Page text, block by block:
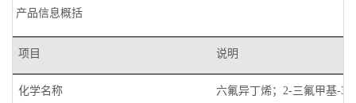
产品信息概括
项目 说明
化学名称 六氟异丁烯；2-三氟甲基-